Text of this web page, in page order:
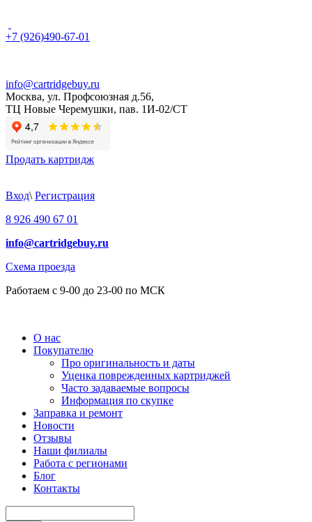
+7 (926)490-67-01
info@cartridgebuy.ru
Москва, ул. Профсоюзная д.56,
ТЦ Новые Черемушки, пав. 1И-02/СТ
Продать картридж
Вход\ Регистрация
8 926 490 67 01
info@cartridgebuy.ru
Схема проезда
Работаем с 9-00 до 23-00 по МСК
О нас
Покупателю
Про оригинальность и даты
Уценка поврежденных картриджей
Часто задаваемые вопросы
Информация по скупке
Заправка и ремонт
Новости
Отзывы
Наши филиалы
Работа с регионами
Блог
Контакты